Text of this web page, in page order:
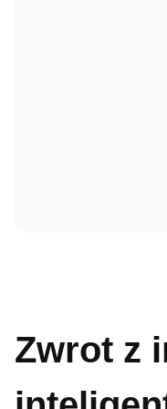
Zwrot z